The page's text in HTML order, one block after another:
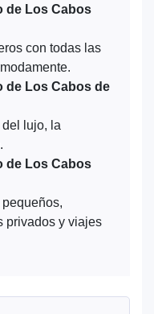
de Los Cabos
con todas las
de Los Cabos de
lujo, la
de Los Cabos
privados y viajes